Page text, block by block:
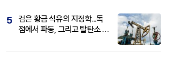
5
검은 황금 석유의 지정학...독
점에서 파동, 그리고 탈탄소 패